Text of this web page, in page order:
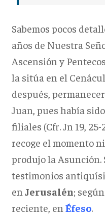
Sabemos pocos
años de Nuestra
Ascensión y
la sitúa en el
después,
Juan, pues había
filiales (Cfr. Jn 19,
recoge el momento
produjo la Asunción.
testimonios
en Jerusalén;
reciente, en Éfeso.